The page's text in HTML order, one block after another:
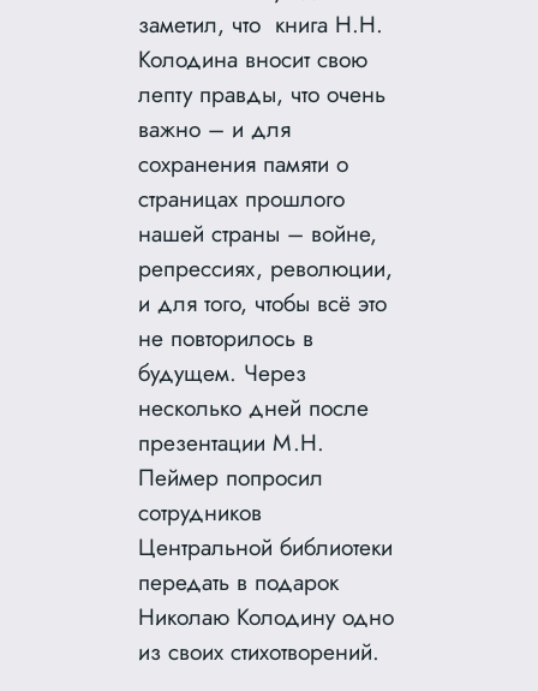
заметил, что книга Н.Н.
Колодина вносит свою
лепту правды, что очень
важно – и для
сохранения памяти о
страницах прошлого
нашей страны – войне,
репрессиях, революции,
и для того, чтобы всё это
не повторилось в
будущем. Через
несколько дней после
презентации М.Н.
Пеймер попросил
сотрудников
Центральной библиотеки
передать в подарок
Николаю Колодину одно
из своих стихотворений.